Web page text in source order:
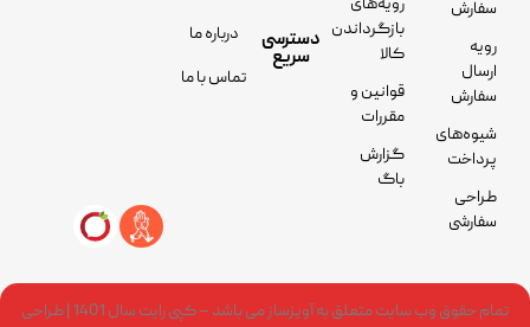
سفارش
رویه
ارسال
سفارش
شیوه‌های
پرداخت
طراحی
سفارشی
رویه‌های
بازگرداندن
کالا
قوانین و
مقررات
گزارش
باگ
دسترسی
سریع
درباره ما
تماس با ما
تمام حقوق وب سایت متعلق به آویزساز می باشد – کپی رایت سال 1401 | طراحی